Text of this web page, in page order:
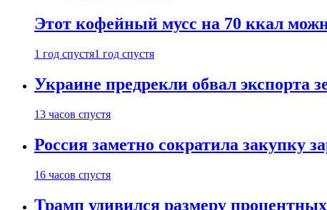
Этот кофейный мусс на 70 ккал
1 год спустя1 год спустя
Украине предрекли обвал экспорта
13 часов спустя
Россия заметно сократила закупку
16 часов спустя
Трамп удивился размеру